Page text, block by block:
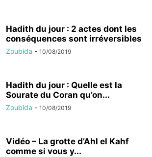
Hadith du jour : 2 actes dont les
conséquences sont irréversibles
Zoubida - 10/08/2019
Hadith du jour : Quelle est la
Sourate du Coran qu’on...
Zoubida - 10/08/2019
Vidéo – La grotte d’Ahl el Kahf
comme si vous y...